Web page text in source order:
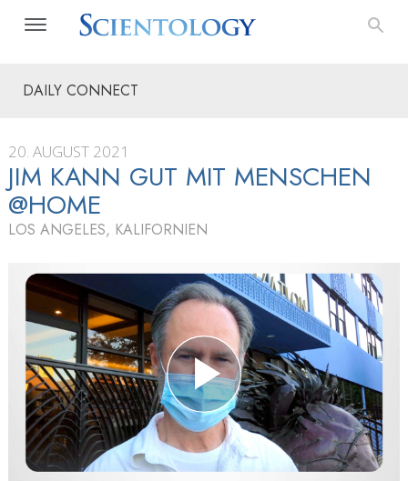
DAILY CONNECT
20. AUGUST 2021
JIM KANN GUT MIT MENSCHEN
@HOME
LOS ANGELES, KALIFORNIEN